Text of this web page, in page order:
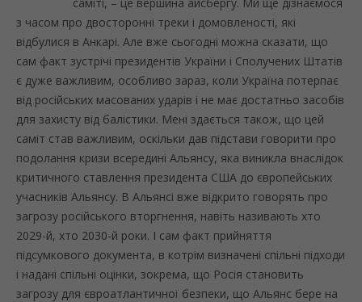
з часом про двосторонні треки і домовленості, які
відбулися в Анкарі. Але вже сьогодні можна сказати, що
сам факт зустрічі президентів України і Сполучених Штатів
є дуже важливим, особливо зараз, коли Україна потерпає
від російських масованих ударів і не має достатньо засобів
для захисту від балістики. Мені здається також, що цей
саміт став важливим, оскільки дав підстави говорити про
подолання кризи всередині Альянсу, яка виникла внаслідок
критичного ставлення президента США до європейських
учасників Альянсу. В Альянсі вже відкрито говорять про
загрозу російського вторгнення, навіть називають хто
2029-й, хто 2030-й роки. І сам факт прийняття
підсумкового документа, в котрім визначені спільні підходи
і надані спільні оцінки, зокрема, що Росія становить
загрозу для євроатлантичної безпеки, що Альянс бере на